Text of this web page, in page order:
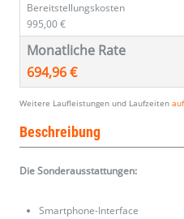
Bereitstellungskosten
995,00 €
Monatliche Rate
694,96 €
Weitere Laufleistungen und Laufzeiten
Beschreibung
Die Sonderausstattungen:
Smartphone-Interface